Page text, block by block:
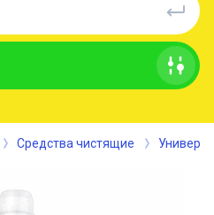
Средства чистящие